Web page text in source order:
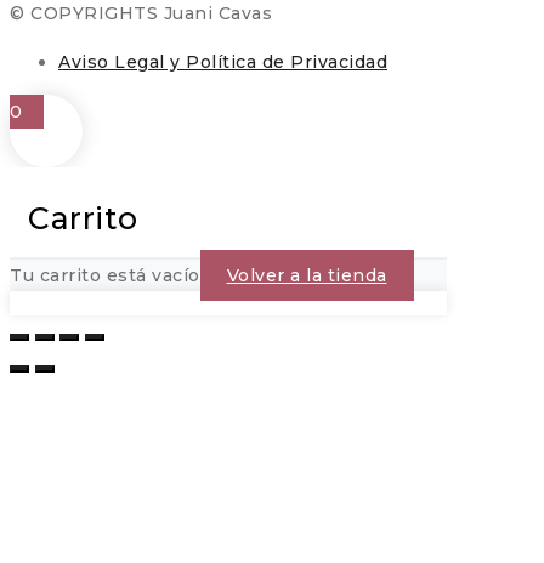
© COPYRIGHTS Juani Cavas
Aviso Legal y Política de Privacidad
0
Carrito
Tu carrito está vacío Volver a la tienda